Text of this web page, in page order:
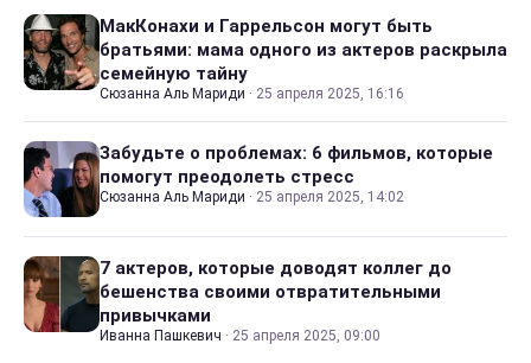
МакКонахи и Гаррельсон могут быть
братьями: мама одного из актеров раскрыла
семейную тайну
Сюзанна Аль Мариди · 25 апреля 2025, 16:16
Забудьте о проблемах: 6 фильмов, которые
помогут преодолеть стресс
Сюзанна Аль Мариди · 25 апреля 2025, 14:02
7 актеров, которые доводят коллег до
бешенства своими отвратительными
привычками
Иванна Пашкевич · 25 апреля 2025, 09:00